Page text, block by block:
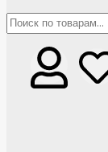
Искать: